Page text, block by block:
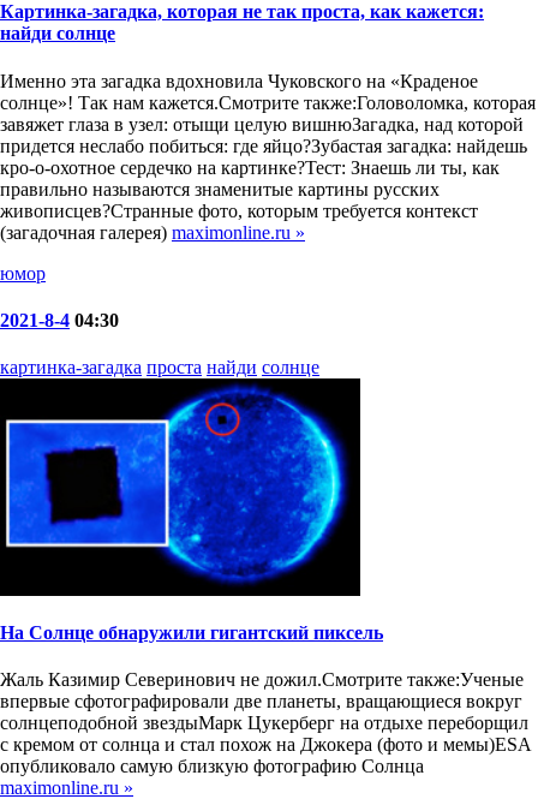
Картинка-загадка, которая не так проста, как кажется:
найди солнце
Именно эта загадка вдохновила Чуковского на «Краденое
солнце»! Так нам кажется.Смотрите также:Головоломка, которая
завяжет глаза в узел: отыщи целую вишнюЗагадка, над которой
придется неслабо побиться: где яйцо?Зубастая загадка: найдешь
кро-о-охотное сердечко на картинке?Тест: Знаешь ли ты, как
правильно называются знаменитые картины русских
живописцев?Странные фото, которым требуется контекст
(загадочная галерея) maximonline.ru »
юмор
2021-8-4 04:30
картинка-загадка проста найди солнце
На Солнце обнаружили гигантский пиксель
Жаль Казимир Северинович не дожил.Смотрите также:Ученые
впервые сфотографировали две планеты, вращающиеся вокруг
солнцеподобной звездыМарк Цукерберг на отдыхе переборщил
с кремом от солнца и стал похож на Джокера (фото и мемы)ESA
опубликовало самую близкую фотографию Солнца
maximonline.ru »